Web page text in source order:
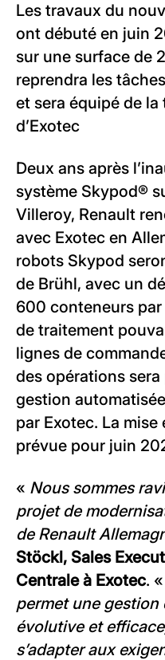
Les travaux du
ont débuté en juin
sur une surface de
reprendra les
et sera équipé de
d’Exotec
Deux ans après
système Skypod®
Villeroy, Renault
avec Exotec en
robots Skypod
de Brühl, avec un
600 conteneurs
de traitement
lignes de
des opérations
gestion
par Exotec. La
prévue pour juin
« Nous sommes
projet de
de Renault
Stöckl, Sales
Centrale à Exotec. «
permet une
évolutive et
s’adapter aux